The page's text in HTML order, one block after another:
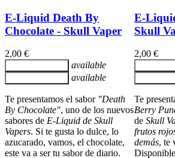
E-Liquid Death By
Chocolate - Skull Vaper
2,00 €
available
available
Te presentamos el sabor "Death
By Chocolate", uno de los nuevos
sabores de E-Liquid de Skull
Vapers. Si te gusta lo dulce, lo
azucarado, vamos, el chocolate,
este va a ser tu sabor de diario.
E-
Skull
2,00 €
Te
Berry
de Skull
frutos
demás, te